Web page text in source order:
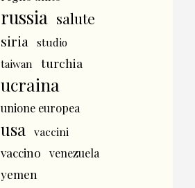
russia salute
siria
studio
taiwan
turchia
ucraina
unione europea
usa vaccini
vaccino venezuela
yemen